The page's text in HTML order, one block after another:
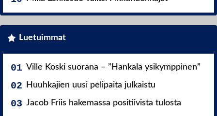
Luetuimmat
Ville Koski suorana – ”Hankala ysikymppinen”
Huuhkajien uusi pelipaita julkaistu
Jacob Friis hakemassa positiivista tulosta